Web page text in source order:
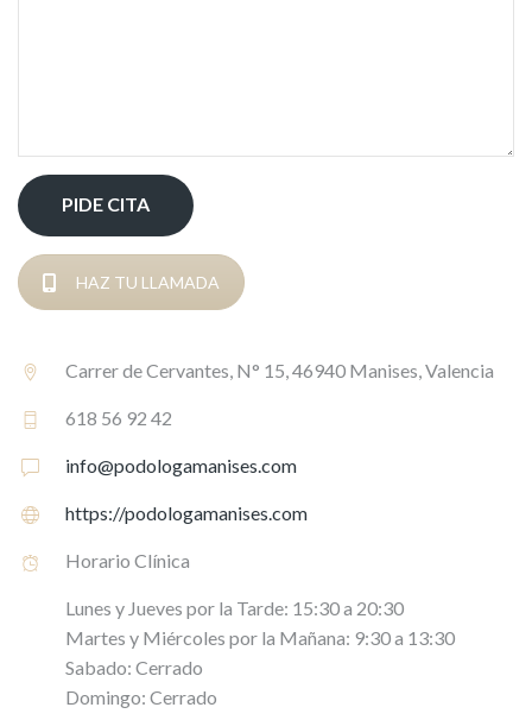
HAZ TU LLAMADA
Carrer de Cervantes, N° 15, 46940 Manises, Valencia
618 56 92 42
info@podologamanises.com
https://podologamanises.com
Horario Clínica
Lunes y Jueves por la Tarde: 15:30 a 20:30
Martes y Miércoles por la Mañana: 9:30 a 13:30
Sabado: Cerrado
Domingo: Cerrado